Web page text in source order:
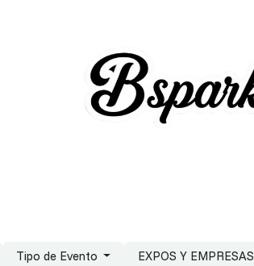
Tipo de Evento EXPOS Y EMPRESAS